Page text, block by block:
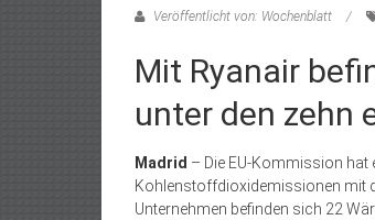
Veröffentlicht von: Wochenblatt
Mit Ryanair
unter den zehn
Madrid – Die EU-Kommission hat
Kohlenstoffdioxidemissionen mit
Unternehmen befinden sich 22